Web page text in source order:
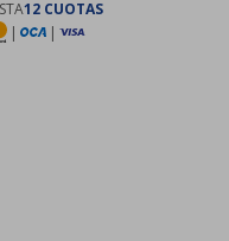
12 CUOTAS
|
|